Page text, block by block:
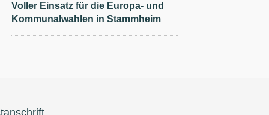
Voller Einsatz für die Europa- und
Kommunalwahlen in Stammheim